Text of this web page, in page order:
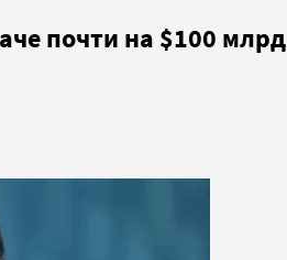
почти на $100 млрд